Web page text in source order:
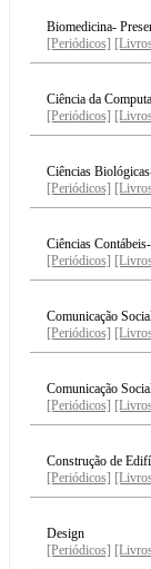
Biomedicina-
[Periódicos]
Ciência da
[Periódicos]
Ciências
[Periódicos]
Ciências
[Periódicos]
Comunicação
[Periódicos]
Comunicação
[Periódicos]
Construção de
[Periódicos]
Design
[Periódicos]